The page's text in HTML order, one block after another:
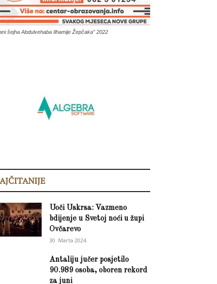
šejha Abdulvehaba Ilhamije Žepčaka” 2022
Uoči Uskrsa: Vazmeno
bdijenje u Svetoj noći u župi
Ovčarevo
30. Marta 2024.
Antaliju jučer posjetilo
90.989 osoba, oboren rekord
za juni